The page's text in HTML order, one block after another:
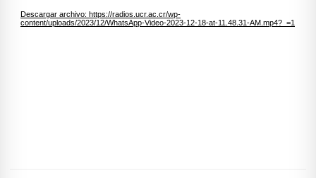
Descargar archivo: https://radios.ucr.ac.cr/wp-
content/uploads/2023/12/WhatsApp-Video-2023-12-18-at-11.48.31-AM.mp4?_=1